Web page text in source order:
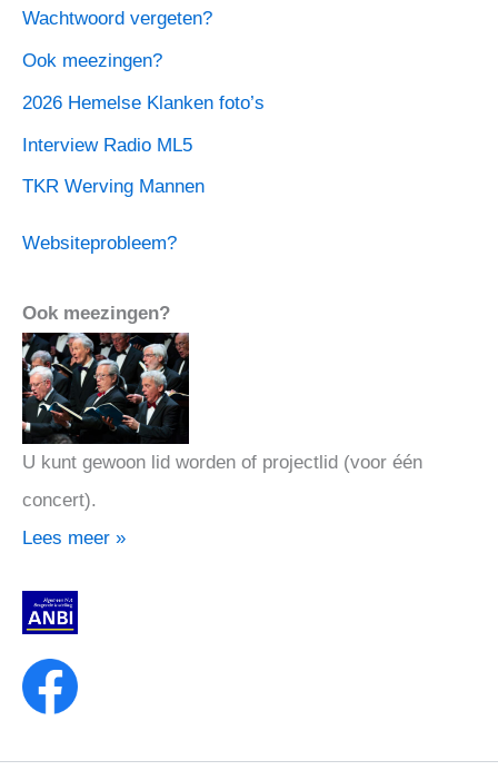
Wachtwoord vergeten?
Ook meezingen?
2026 Hemelse Klanken foto’s
Interview Radio ML5
TKR Werving Mannen
Websiteprobleem?
Ook meezingen?
U kunt gewoon lid worden of projectlid (voor één
concert).
Lees meer »